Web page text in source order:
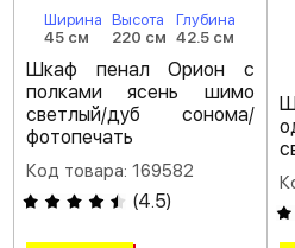
Ширина
45 см
Высота
220 см
Глубина
42.5 см
Шкаф пенал Орион с
полками ясень шимо
светлый/дуб сонома/
фотопечать
Код товара: 169582
(4.5)